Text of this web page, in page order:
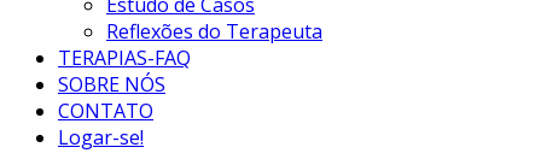
Reflexões do Terapeuta
TERAPIAS-FAQ
SOBRE NÓS
CONTATO
Logar-se!